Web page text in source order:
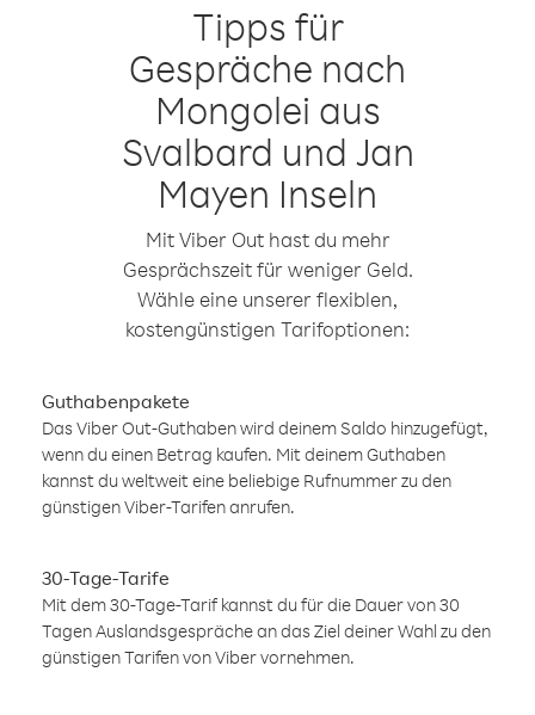
Tipps für
Gespräche nach
Mongolei aus
Svalbard und Jan
Mayen Inseln
Mit Viber Out hast du mehr
Gesprächszeit für weniger Geld.
Wähle eine unserer flexiblen,
kostengünstigen Tarifoptionen:
Guthabenpakete
Das Viber Out-Guthaben wird deinem Saldo hinzugefügt,
wenn du einen Betrag kaufen. Mit deinem Guthaben
kannst du weltweit eine beliebige Rufnummer zu den
günstigen Viber-Tarifen anrufen.
30-Tage-Tarife
Mit dem 30-Tage-Tarif kannst du für die Dauer von 30
Tagen Auslandsgespräche an das Ziel deiner Wahl zu den
günstigen Tarifen von Viber vornehmen.